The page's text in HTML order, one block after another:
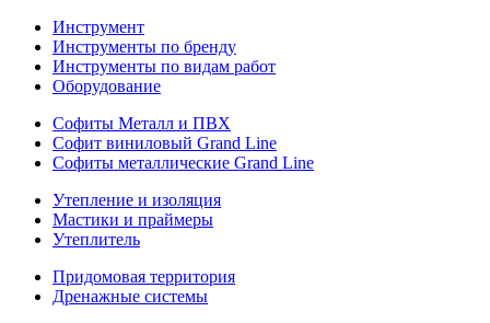
Инструмент
Инструменты по бренду
Инструменты по видам работ
Оборудование
Софиты Металл и ПВХ
Софит виниловый Grand Line
Софиты металлические Grand Line
Утепление и изоляция
Мастики и праймеры
Утеплитель
Придомовая территория
Дренажные системы